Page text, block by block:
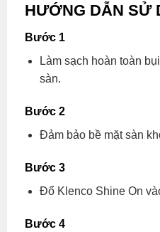
HƯỚNG DẪN SỬ
Bước 1
Làm sạch hoàn toàn
sàn.
Bước 2
Đảm bảo bề mặt sàn
Bước 3
Đổ Klenco Shine On
Bước 4